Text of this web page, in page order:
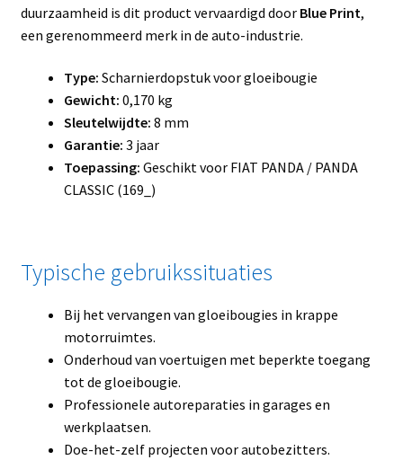
duurzaamheid is dit product vervaardigd door Blue Print,
een gerenommeerd merk in de auto-industrie.
Type: Scharnierdopstuk voor gloeibougie
Gewicht: 0,170 kg
Sleutelwijdte: 8 mm
Garantie: 3 jaar
Toepassing: Geschikt voor FIAT PANDA / PANDA
CLASSIC (169_)
Typische gebruikssituaties
Bij het vervangen van gloeibougies in krappe
motorruimtes.
Onderhoud van voertuigen met beperkte toegang
tot de gloeibougie.
Professionele autoreparaties in garages en
werkplaatsen.
Doe-het-zelf projecten voor autobezitters.